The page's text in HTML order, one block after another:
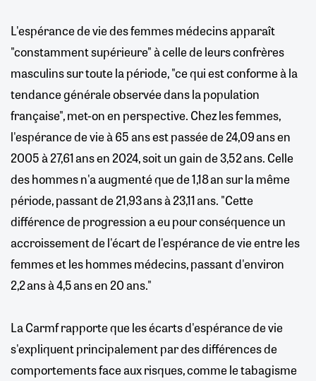
L'espérance de vie des femmes médecins apparaît
"constamment supérieure" à celle de leurs confrères
masculins sur toute la période, "ce qui est conforme à la
tendance générale observée dans la population
française", met-on en perspective. Chez les femmes,
l'espérance de vie à 65 ans est passée de 24,09 ans en
2005 à 27,61 ans en 2024, soit un gain de 3,52 ans. Celle
des hommes n'a augmenté que de 1,18 an sur la même
période, passant de 21,93 ans à 23,11 ans. "Cette
différence de progression a eu pour conséquence un
accroissement de l'écart de l'espérance de vie entre les
femmes et les hommes médecins, passant d'environ
2,2 ans à 4,5 ans en 20 ans."
La Carmf rapporte que les écarts d'espérance de vie
s'expliquent principalement par des différences de
comportements face aux risques, comme le tabagisme